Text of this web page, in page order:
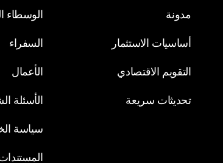
مدونة
أساسيات الاستثمار
التقويم الاقتصادي
تحديثات سريعة
الوسطاء
السفراء
الأعمال
الأسئلة
سياسة
المستندات